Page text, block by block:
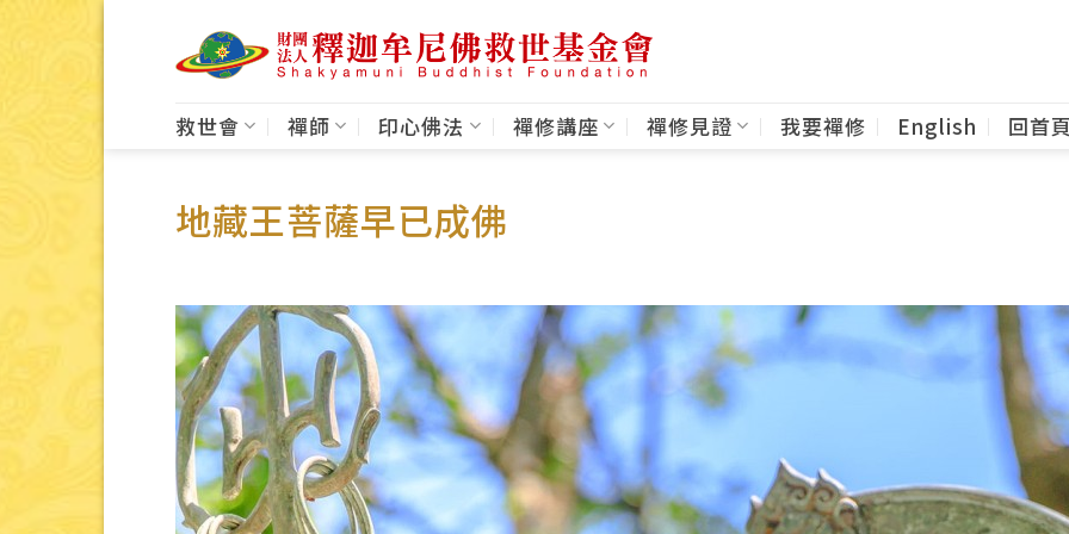
救世會 禪師 印心佛法 禪修講座 禪修見證 我要禪修 English 回首
地藏王菩薩早已成佛